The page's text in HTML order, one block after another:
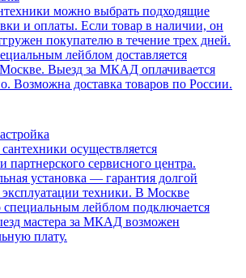
можно выбрать подходящие
и оплаты. Если товар в наличии, он
покупателю в течение трех дней.
лейблом доставляется
Выезд за МКАД оплачивается
Возможна доставка товаров по России.
осуществляется
партнерского сервисного центра.
установка — гарантия долгой
техники. В Москве
специальным лейблом подключается
мастера за МКАД возможен
плату.